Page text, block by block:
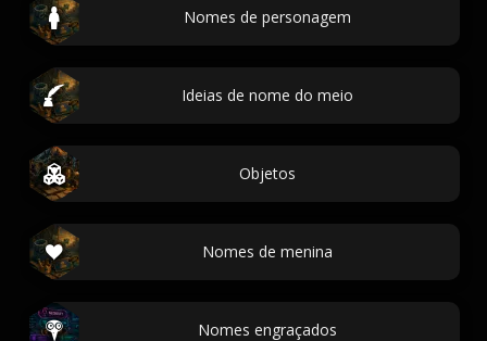
Nomes de personagem
Ideias de nome do meio
Objetos
Nomes de menina
Nomes engraçados